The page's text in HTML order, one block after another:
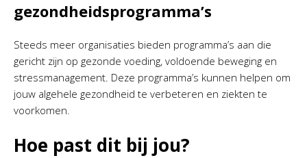
gezondheidsprogramma’s
Steeds meer organisaties bieden programma’s aan die
gericht zijn op gezonde voeding, voldoende beweging en
stressmanagement. Deze programma’s kunnen helpen om
jouw algehele gezondheid te verbeteren en ziekten te
voorkomen.
Hoe past dit bij jou?